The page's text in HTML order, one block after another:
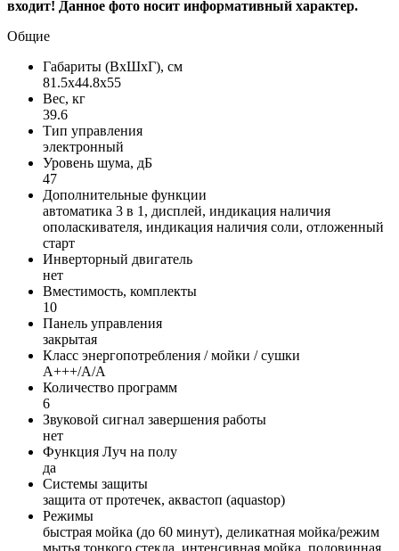
входит! Данное фото носит информативный характер.
Общие
Габариты (ВxШxГ), см
81.5x44.8x55
Вес, кг
39.6
Тип управления
электронный
Уровень шума, дБ
47
Дополнительные функции
автоматика 3 в 1, дисплей, индикация наличия
ополаскивателя, индикация наличия соли, отложенный
старт
Инверторный двигатель
нет
Вместимость, комплекты
10
Панель управления
закрытая
Класс энергопотребления / мойки / сушки
A+++/A/A
Количество программ
6
Звуковой сигнал завершения работы
нет
Функция Луч на полу
да
Системы защиты
защита от протечек, аквастоп (aquastop)
Режимы
быстрая мойка (до 60 минут), деликатная мойка/режим
мытья тонкого стекла, интенсивная мойка, половинная